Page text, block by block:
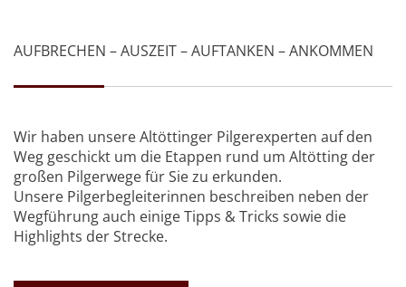
AUFBRECHEN – AUSZEIT – AUFTANKEN – ANKOMMEN
Wir haben unsere Altöttinger Pilgerexperten auf den
Weg geschickt um die Etappen rund um Altötting der
großen Pilgerwege für Sie zu erkunden.
Unsere Pilgerbegleiterinnen beschreiben neben der
Wegführung auch einige Tipps & Tricks sowie die
Highlights der Strecke.